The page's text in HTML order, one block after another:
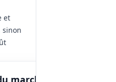
et
sinon
marché